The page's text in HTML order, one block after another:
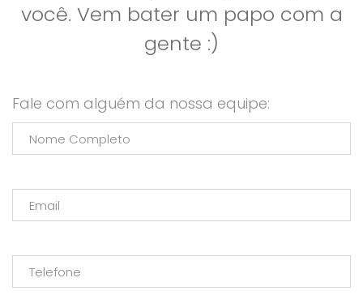
você. Vem bater um papo com a
gente :)
Fale com alguém da nossa equipe: